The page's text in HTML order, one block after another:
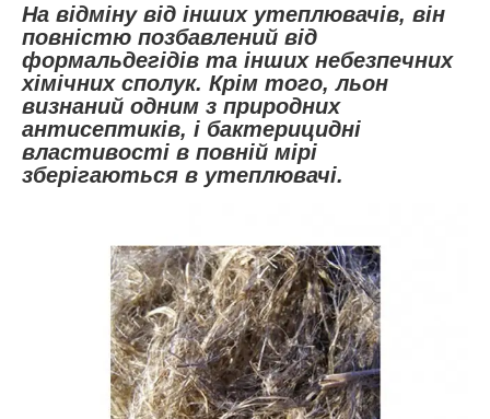
На відміну від інших утеплювачів, він
повністю позбавлений від
формальдегідів та інших небезпечних
хімічних сполук. Крім того, льон
визнаний одним з природних
антисептиків, і бактерицидні
властивості в повній мірі
зберігаються в утеплювачі.